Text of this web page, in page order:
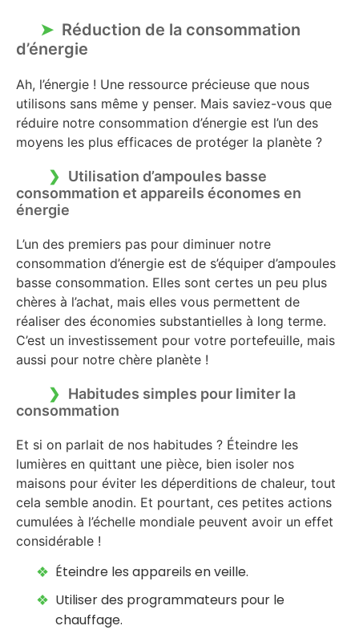
Réduction de la consommation
d’énergie
Ah, l’énergie ! Une ressource précieuse que nous
utilisons sans même y penser. Mais saviez-vous que
réduire notre consommation d’énergie est l’un des
moyens les plus efficaces de protéger la planète ?
Utilisation d’ampoules basse
consommation et appareils économes en
énergie
L’un des premiers pas pour diminuer notre
consommation d’énergie est de s’équiper d’ampoules
basse consommation. Elles sont certes un peu plus
chères à l’achat, mais elles vous permettent de
réaliser des économies substantielles à long terme.
C’est un investissement pour votre portefeuille, mais
aussi pour notre chère planète !
Habitudes simples pour limiter la
consommation
Et si on parlait de nos habitudes ? Éteindre les
lumières en quittant une pièce, bien isoler nos
maisons pour éviter les déperditions de chaleur, tout
cela semble anodin. Et pourtant, ces petites actions
cumulées à l’échelle mondiale peuvent avoir un effet
considérable !
Éteindre les appareils en veille.
Utiliser des programmateurs pour le
chauffage.